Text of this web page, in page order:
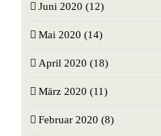
Juni 2020 (12)
Mai 2020 (14)
April 2020 (18)
März 2020 (11)
Februar 2020 (8)